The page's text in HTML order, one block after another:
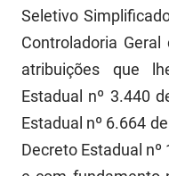
Procuradoria Geral do Estado
Saúde
FUNESC
Seletivo
Controladoria
atribuições que
Estadual nº 3.440
Estadual nº 6.664
Decreto Estadual